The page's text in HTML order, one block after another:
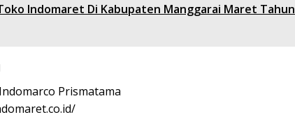
Indomaret Di Kabupaten Manggarai Maret Tahun
Prismatama